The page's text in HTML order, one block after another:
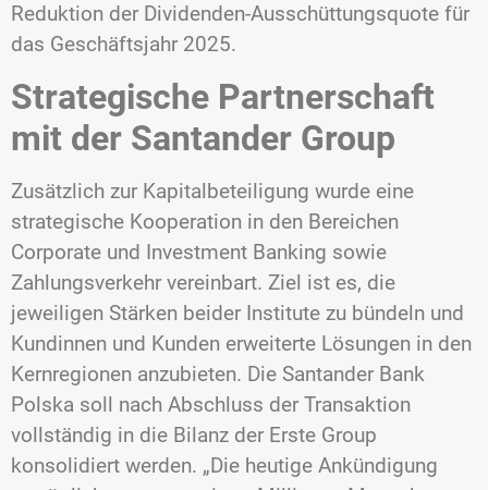
Reduktion der Dividenden-Ausschüttungsquote für
das Geschäftsjahr 2025.
Strategische Partnerschaft
mit der Santander Group
Zusätzlich zur Kapitalbeteiligung wurde eine
strategische Kooperation in den Bereichen
Corporate und Investment Banking sowie
Zahlungsverkehr vereinbart. Ziel ist es, die
jeweiligen Stärken beider Institute zu bündeln und
Kundinnen und Kunden erweiterte Lösungen in den
Kernregionen anzubieten. Die Santander Bank
Polska soll nach Abschluss der Transaktion
vollständig in die Bilanz der Erste Group
konsolidiert werden. „Die heutige Ankündigung